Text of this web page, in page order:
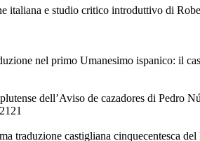
italiana e studio critico introduttivo di
nel primo Umanesimo ispanico: il
dell’Aviso de cazadores di Pedro
traduzione castigliana cinquecentesca